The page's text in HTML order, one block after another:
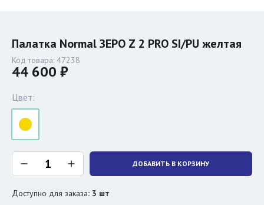
Палатка Normal ЗЕРО Z 2 PRO SI/PU желтая
Код товара: 47238
44 600 ₽
Цвет:
ДОБАВИТЬ В КОРЗИНУ
Доступно для заказа: 3 шт